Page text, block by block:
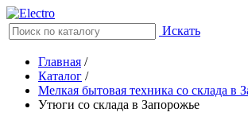
Искать
Главная /
Каталог /
Мелкая бытовая техника со склада в
Утюги со склада в Запорожье